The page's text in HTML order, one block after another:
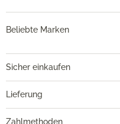
Beliebte Marken
Sicher einkaufen
Lieferung
Zahlmethoden